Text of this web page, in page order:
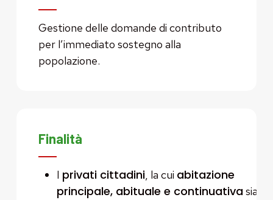
Gestione delle domande di contributo
per l’immediato sostegno alla
popolazione.
Finalità
I privati cittadini, la cui abitazione
principale, abituale e continuativasia